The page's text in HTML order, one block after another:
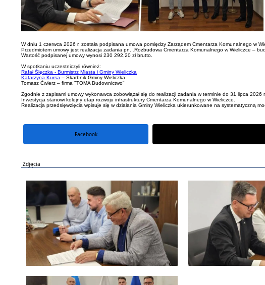
W dniu 1 czerwca 2026 r. została podpisana umowa pomiędzy Zarządem Cmentarza Komunalnego w
Przedmiotem umowy jest realizacja zadania pn. „Rozbudowa Cmentarza Komunalnego w Wieliczce –
Wartość podpisanej umowy wynosi 230 292,20 zł brutto.
W spotkaniu uczestniczyli również:
Rafał Ślęczka - Burmistrz Miasta i Gminy Wieliczka
Katarzyna Kursa – Skarbnik Gminy Wieliczka
Tomasz Ćwierz – firma "TOMA Budownictwo"
Zgodnie z zapisami umowy wykonawca zobowiązał się do realizacji zadania w terminie do 31 lipca 2026
Inwestycja stanowi kolejny etap rozwoju infrastruktury Cmentarza Komunalnego w Wieliczce.
Realizacja przedsięwzięcia wpisuje się w działania Gminy Wieliczka ukierunkowane na systematyczną
Facebook
Zdjęcia